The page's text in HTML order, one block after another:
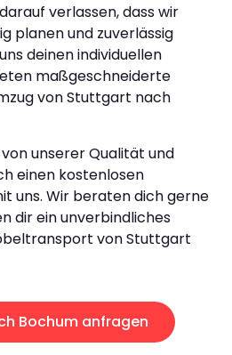
verlassen, dass wir
planen und zuverlässig
deinen individuellen
maßgeschneiderte
von Stuttgart nach
unserer Qualität und
einen kostenlosen
uns. Wir beraten dich gerne
dir ein unverbindliches
von Stuttgart
Bochum anfragen